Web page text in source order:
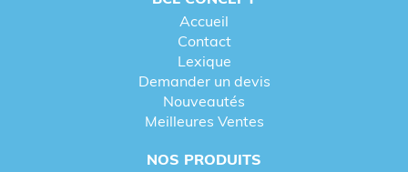
Accueil
Contact
Lexique
Demander un devis
Nouveautés
Meilleures Ventes
NOS PRODUITS